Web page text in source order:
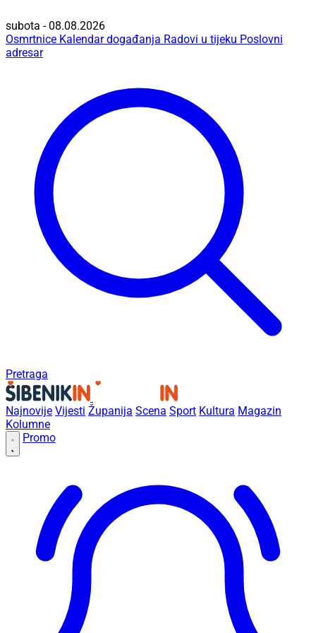
subota - 08.08.2026
Osmrtnice Kalendar događanja Radovi u tijeku Poslovni
adresar
Pretraga
Najnovije Vijesti Županija Scena Sport Kultura Magazin
Kolumne
Promo